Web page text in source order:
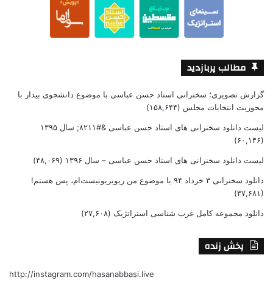
مطالب پربازدید
گزارش تصویری؛ سخنرانی استاد حسن عباسی با موضوع دانشجوی بیدار با
محوریت انتخابات مجلس (۱۵۸,۶۴۴)
لیست دانلود سخنرانی های استاد حسن عباسی &#۸۲۱۱; سال ۱۳۹۵
(۶۰,۱۴۶)
لیست دانلود سخنرانی های استاد حسن عباسی – سال ۱۳۹۶ (۴۸,۰۶۹)
دانلود سخنرانی ۳ خرداد ۹۴ با موضوع من ریویزیونیست‌ام، پس هستم!
(۳۷,۶۸۱)
دانلود مجموعه کامل غرب شناسی استراتژیک (۲۷,۶۰۸)
پخش زنده
http://instagram.com/hasanabbasi.live